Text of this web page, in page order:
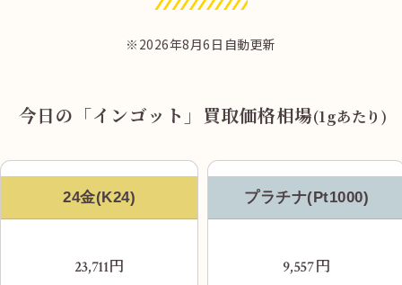
2026年8月6日自動更新
今日の「インゴット」買取価格相場(1gあたり)
24金(K24)
23,711円
プラチナ(Pt1000)
9,557円